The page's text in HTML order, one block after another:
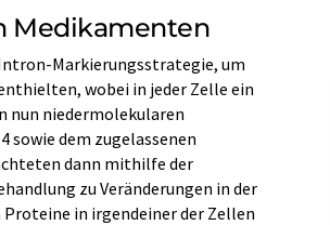
Medikamenten
Intron-Markierungsstrategie, um
wobei in jeder Zelle ein
nun niedermolekularen
sowie dem zugelassenen
dann mithilfe der
zu Veränderungen in der
in irgendeiner der Zellen